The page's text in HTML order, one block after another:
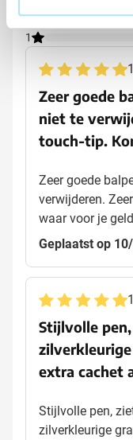
2
1
Zeer goede
niet te
touch-tip.
Zeer goede
verwijderen.
waar voor je
Geplaatst op
Stijlvolle
extra cachet
Stijlvolle pen,
zilverkleurige